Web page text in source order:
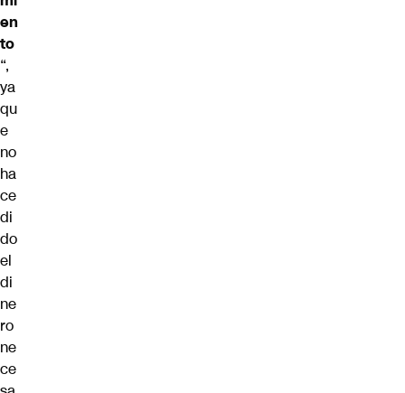
en
to
“,
ya
qu
e
no
ha
ce
di
do
el
di
ne
ro
ne
ce